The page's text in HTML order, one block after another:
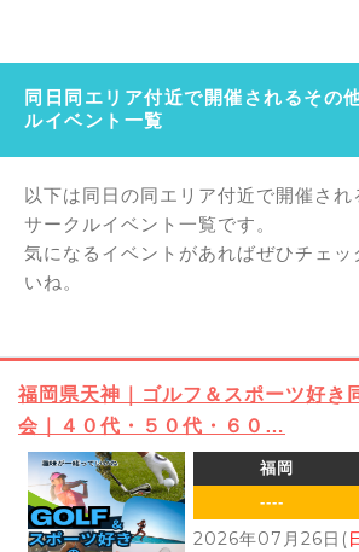
同日同エリア付近で開催されるその
ルイベント一覧
以下は同日の同エリア付近で開催され
サークルイベント一覧です。
気になるイベントがあればぜひチェッ
いね。
福岡県天神｜ゴルフ＆スポーツ好き
会｜４０代・５０代・６０…
福岡
----
2026年07月26日(